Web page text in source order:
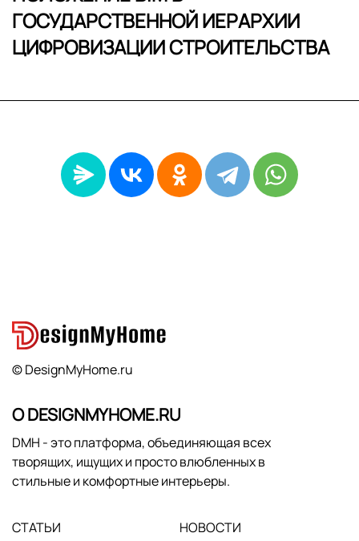
ГОСУДАРСТВЕННОЙ ИЕРАРХИИ
ЦИФРОВИЗАЦИИ СТРОИТЕЛЬСТВА
© DesignMyHome.ru
О DESIGNMYHOME.RU
DMH - это платформа, объединяющая всех
творящих, ищущих и просто влюбленных в
стильные и комфортные интерьеры.
СТАТЬИ НОВОСТИ